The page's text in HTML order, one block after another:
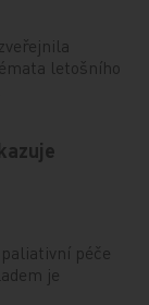
letošního
péče
je